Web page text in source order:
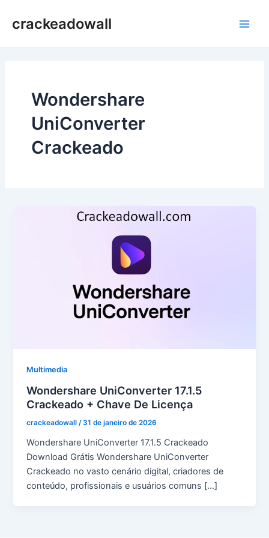
paracrackeadowall
Wondershare
UniConverter
Crackeado
Multimedia
Wondershare UniConverter 17.1.5
Crackeado + Chave De Licença
crackeadowall/31 de janeiro de 2026
Wondershare UniConverter 17.1.5 Crackeado
Download Grátis Wondershare UniConverter
Crackeado no vasto cenário digital, criadores de
conteúdo, profissionais e usuários comuns […]